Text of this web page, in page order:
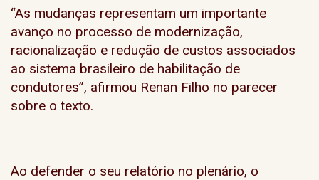
“As mudanças representam um importante
avanço no processo de modernização,
racionalização e redução de custos associados
ao sistema brasileiro de habilitação de
condutores”, afirmou Renan Filho no parecer
sobre o texto.
Ao defender o seu relatório no plenário, o